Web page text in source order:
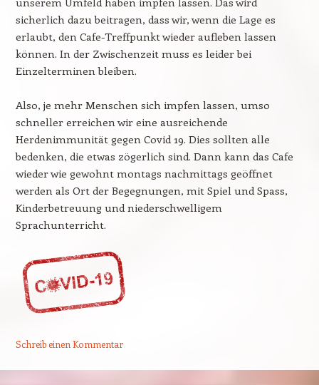
sicherlich dazu beitragen, dass wir, wenn die Lage es
erlaubt, den Cafe-Treffpunkt wieder aufleben lassen
können. In der Zwischenzeit muss es leider bei
Einzelterminen bleiben.
Also, je mehr Menschen sich impfen lassen, umso
schneller erreichen wir eine ausreichende
Herdenimmunität gegen Covid 19. Dies sollten alle
bedenken, die etwas zögerlich sind. Dann kann das Cafe
wieder wie gewohnt montags nachmittags geöffnet
werden als Ort der Begegnungen, mit Spiel und Spass,
Kinderbetreuung und niederschwelligem
Sprachunterricht.
Schreib einen Kommentar